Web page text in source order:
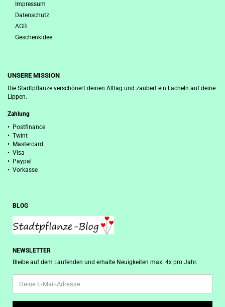
Impressum
Datenschutz
AGB
Geschenkidee
UNSERE MISSION
Die Stadtpflanze verschönert deinen Alltag und zaubert ein Lächeln auf deine
Lippen.
Zahlung
• Postfinance
• Twint
• Mastercard
• Visa
• Paypal
• Vorkasse
BLOG
NEWSLETTER
Bleibe auf dem Laufenden und erhalte Neuigkeiten max. 4x pro Jahr.